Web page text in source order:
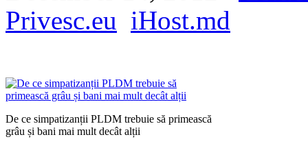
Privesc.eu iHost.md
De ce simpatizanții PLDM trebuie să primească
grâu și bani mai mult decât alții